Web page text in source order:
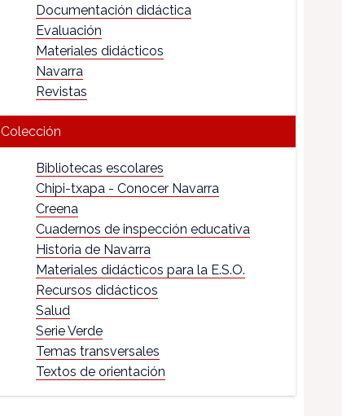
Documentación didáctica
Evaluación
Materiales didácticos
Navarra
Revistas
Colección
Bibliotecas escolares
Chipi-txapa - Conocer Navarra
Creena
Cuadernos de inspección educativa
Historia de Navarra
Materiales didácticos para la E.S.O.
Recursos didácticos
Salud
Serie Verde
Temas transversales
Textos de orientación